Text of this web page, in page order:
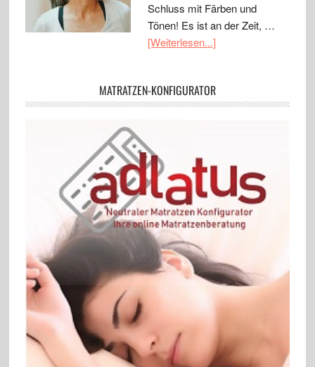
Schluss mit Färben und
Tönen! Es ist an der Zeit, …
[Weiterlesen...]
MATRATZEN-KONFIGURATOR